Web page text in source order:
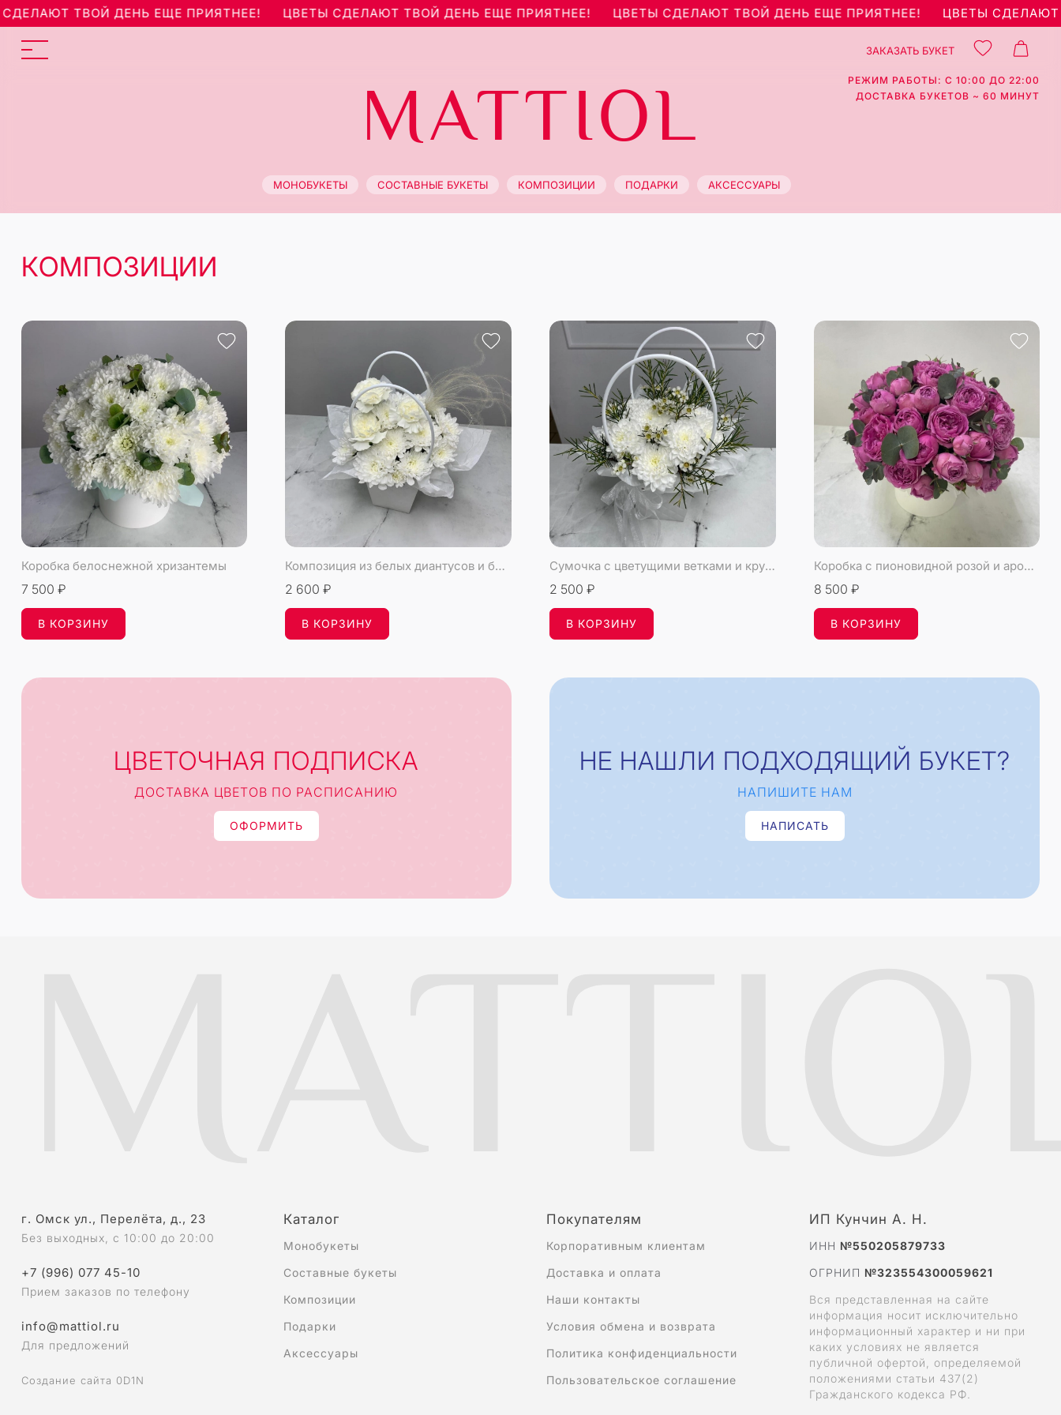
ТВОЙ ДЕНЬ ЕЩЕ ПРИЯТНЕЕ! ЦВЕТЫ СДЕЛАЮТ ТВОЙ ДЕНЬ ЕЩЕ ПРИЯТНЕЕ! ЦВЕТЫ СДЕЛАЮТ ТВОЙ ДЕНЬ ЕЩЕ ПРИЯТНЕЕ! ЦВЕТЫ СДЕЛАЮТ
ЗАКАЗАТЬ БУКЕТ
MATTIOL
РЕЖИМ РАБОТЫ: С 10:00 ДО 22:00
ДОСТАВКА БУКЕТОВ ~ 60 МИНУТ
МОНОБУКЕТЫ СОСТАВНЫЕ БУКЕТЫ КОМПОЗИЦИИ ПОДАРКИ АКСЕССУАРЫ
КОМПОЗИЦИИ
Коробка белоснежной хризантемы
7 500 ₽
В КОРЗИНУ
Композиция из белых диантусов и белоснежной хризантемой
2 600 ₽
В КОРЗИНУ
Сумочка с цветущими ветками и кружевными хризантемами
2 500 ₽
В КОРЗИНУ
Коробка с пионовидной розой и ароматным эвкалиптом
8 500 ₽
В КОРЗИНУ
ЦВЕТОЧНАЯ ПОДПИСКА
ДОСТАВКА ЦВЕТОВ ПО РАСПИСАНИЮ
ОФОРМИТЬ
НЕ НАШЛИ ПОДХОДЯЩИЙ БУКЕТ?
НАПИШИТЕ НАМ
НАПИСАТЬ
г. Омск ул., Перелёта, д., 23
Без выходных, с 10:00 до 20:00
+7 (996) 077 45-10
Прием заказов по телефону
info@mattiol.ru
Для предложений
Создание сайта 0D1N
Каталог
Монобукеты
Составные букеты
Композиции
Подарки
Аксессуары
Покупателям
Корпоративным клиентам
Доставка и оплата
Наши контакты
Условия обмена и возврата
Политика конфиденциальности
Пользовательское соглашение
ИП Кунчин А. Н.
ИНН №550205879733
ОГРНИП №323554300059621
Вся представленная на сайте
информация носит исключительно
информационный характер и ни при
каких условиях не является
публичной офертой, определяемой
положениями статьи 437(2)
Гражданского кодекса РФ.